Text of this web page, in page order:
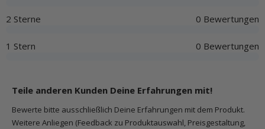
2 Sterne 0 Bewertungen
1 Stern 0 Bewertungen
Teile anderen Kunden Deine Erfahrungen mit!
Bewerte bitte ausschließlich Deine Erfahrungen mit dem Produkt.
Weitere Anliegen (Feedback zu Produktauswahl, Preisgestaltung,